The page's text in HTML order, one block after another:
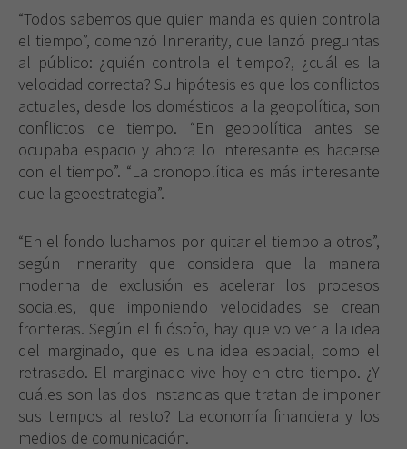
“Todos sabemos que quien manda es quien controla
el tiempo”, comenzó Innerarity, que lanzó preguntas
al público: ¿quién controla el tiempo?, ¿cuál es la
velocidad correcta? Su hipótesis es que los conflictos
actuales, desde los domésticos a la geopolítica, son
conflictos de tiempo. “En geopolítica antes se
ocupaba espacio y ahora lo interesante es hacerse
con el tiempo”. “La cronopolítica es más interesante
que la geoestrategia”.
“En el fondo luchamos por quitar el tiempo a otros”,
según Innerarity que considera que la manera
moderna de exclusión es acelerar los procesos
sociales, que imponiendo velocidades se crean
fronteras. Según el filósofo, hay que volver a la idea
del marginado, que es una idea espacial, como el
retrasado. El marginado vive hoy en otro tiempo. ¿Y
cuáles son las dos instancias que tratan de imponer
sus tiempos al resto? La economía financiera y los
medios de comunicación.